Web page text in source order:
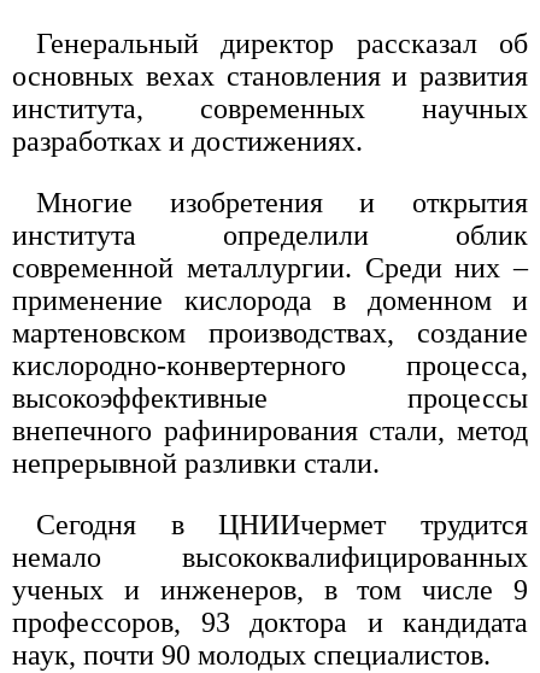
Генеральный директор рассказал об
основных вехах становления и развития
института, современных научных
разработках и достижениях.
Многие изобретения и открытия
института определили облик
современной металлургии. Среди них –
применение кислорода в доменном и
мартеновском производствах, создание
кислородно-конвертерного процесса,
высокоэффективные процессы
внепечного рафинирования стали, метод
непрерывной разливки стали.
Сегодня в ЦНИИчермет трудится
немало высококвалифицированных
ученых и инженеров, в том числе 9
профессоров, 93 доктора и кандидата
наук, почти 90 молодых специалистов.